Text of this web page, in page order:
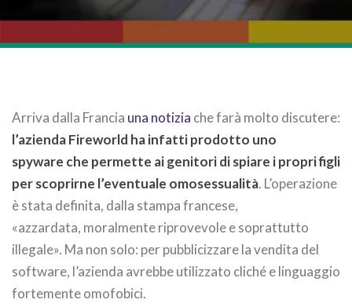
Arriva dalla Francia una notizia che farà molto discutere:
l’azienda Fireworld ha infatti prodotto uno
spyware che permette ai genitori di spiare i propri figli
per scoprirne l’eventuale omosessualità. L’operazione
è stata definita, dalla stampa francese,
«azzardata, moralmente riprovevole e soprattutto
illegale». Ma non solo: per pubblicizzare la vendita del
software, l’azienda avrebbe utilizzato cliché e linguaggio
fortemente omofobici.